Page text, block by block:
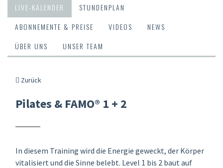
LIVE-KALENDER
STUNDENPLAN
ABONNEMENTE & PREISE
VIDEOS
NEWS
ÜBER UNS
UNSER TEAM
Zurück
Pilates & FAMO® 1 + 2
In diesem Training wird die Energie geweckt, der Körper
vitalisiert und die Sinne belebt. Level 1 bis 2 baut auf